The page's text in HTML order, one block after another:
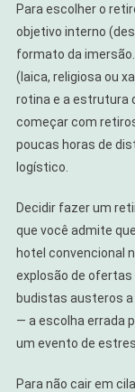
Para escolher o
objetivo interno
formato da
(laica, religiosa ou
rotina e a estrutura
começar com
poucas horas de
logístico.
Decidir fazer um
que você admite
hotel convencional
explosão de ofertas
budistas austeros
— a escolha errada
um evento de
Para não cair em